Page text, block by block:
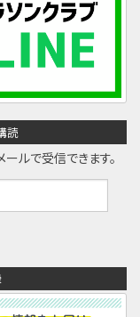
読
ルで受信できます。